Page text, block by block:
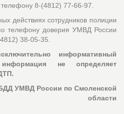
8-(4812) 77-66-97.
действиях сотрудников полиции
телефону доверия УМВД России
38-05-35.
информативный
информация не определяет
УМВД России по Смоленской
области